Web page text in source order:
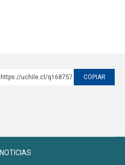
https://uchile.cl/q168757 COPIAR
NOTICIAS